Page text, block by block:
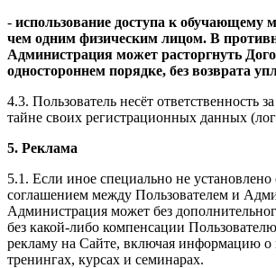
- использование доступа к обучающему
чем одним физическим лицом. В
Администрация может расторгнуть
одностороннем порядке, без возврата
4.3. Пользователь несёт ответственность
тайне своих регистрационных данных
5. Реклама
5.1. Если иное специально не
соглашением между Пользователем и
Администрация может без
без какой-либо компенсации
рекламу на Сайте, включая информацию
тренингах, курсах и семинарах.